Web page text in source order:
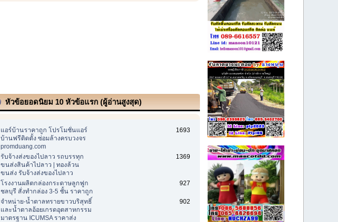
หัวข้อยอดนิยม 10 หัวข้อแรก (ผู้อ่านสูงสุด)
แอร์บ้านราคาถูก โปรโมชั่นแอร์
บ้านฟรีติดตั้ง ซ่อมล้างครบวงจร
promduang.com
1693
รับจ้างส่งของไปลาว รถบรรทุก
ขนส่งสินค้าไปลาว | ทองล้วน
ขนส่ง รับจ้างส่งของไปลาว
1369
โรงงานผลิตกล่องกระดาษลูกฟูก
ชลบุรี สั่งทำกล่อง 3-5 ชั้น ราคาถูก
927
จำหน่าย-น้ำตาลทรายขาวบริสุทธิ์
และน้ำตาลอ้อยเกรดอุตสาหกรรม
มาตรฐาน ICUMSA ราคาส่ง
902